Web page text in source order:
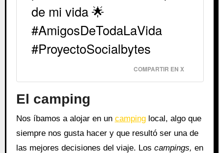
de mi vida 🌟
#AmigosDeTodaLaVida
#ProyectoSocialbytes
COMPARTIR EN X
El camping
Nos íbamos a alojar en un campinglocal, algo que
siempre nos gusta hacer y que resultó ser una de
las mejores decisiones del viaje. Los campings, en